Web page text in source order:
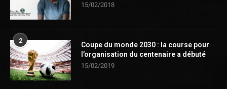
15/02/2018
2
Coupe du monde 2030 : la course pour
l’organisation du centenaire a débuté
15/02/2019